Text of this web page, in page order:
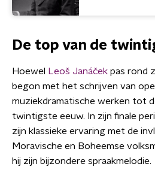
De top van de
Hoewel Leoš Janáček pas rond
begon met het schrijven van
muziekdramatische werken tot
twintigste eeuw. In zijn finale
zijn klassieke ervaring met de
Moravische en Boheemse
hij zijn bijzondere spraakmelodie.